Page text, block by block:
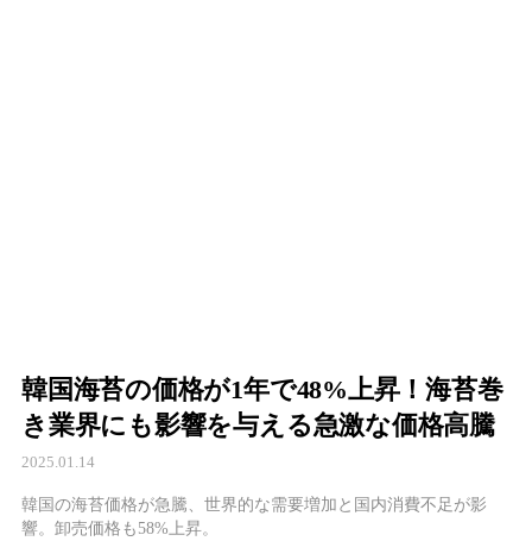
韓国海苔の価格が1年で48%上昇！海苔巻
き業界にも影響を与える急激な価格高騰
2025.01.14
韓国の海苔価格が急騰、世界的な需要増加と国内消費不足が影
響。卸売価格も58%上昇。